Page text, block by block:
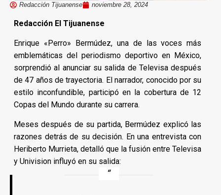
Redacción Tijuanense noviembre 28, 2024
Redacción El Tijuanense
Enrique «Perro» Bermúdez, una de las voces más
emblemáticas del periodismo deportivo en México,
sorprendió al anunciar su salida de Televisa después
de 47 años de trayectoria. El narrador, conocido por su
estilo inconfundible, participó en la cobertura de 12
Copas del Mundo durante su carrera.
Meses después de su partida, Bermúdez explicó las
razones detrás de su decisión. En una entrevista con
Heriberto Murrieta, detalló que la fusión entre Televisa
y Univision influyó en su salida: